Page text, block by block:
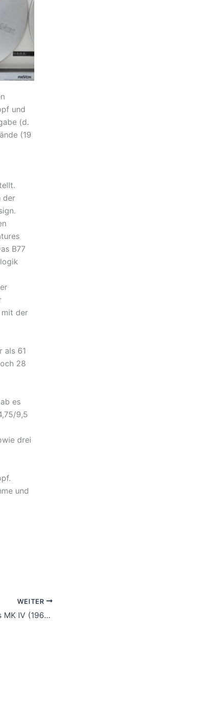
und
(d.
(19
der
B77
mit der
als 61
28
es
9,5
drei
und
WEITER
Revox A77 – MK I bis MK lV (1967-1977)